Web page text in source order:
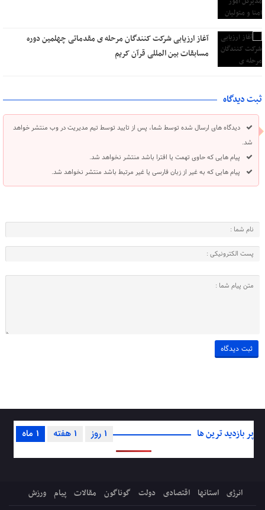
آغاز ارزیابی شرکت کنندگان مرحله ی مقدماتی چهلمین دوره
مسابقات بین المللی قرآن کریم
ثبت دیدگاه
دیدگاه های ارسال شده توسط شما، پس از تایید توسط تیم مدیریت در وب منتشر خواهد
شد.
پیام هایی که حاوی تهمت یا افترا باشد منتشر نخواهد شد.
پیام هایی که به غیر از زبان فارسی یا غیر مرتبط باشد منتشر نخواهد شد.
پر بازدید ترین ها 1 ماه 1 هفته 1 روز
انرژی استانها اقتصادی دولت گوناگون مقالات پیام ورزش